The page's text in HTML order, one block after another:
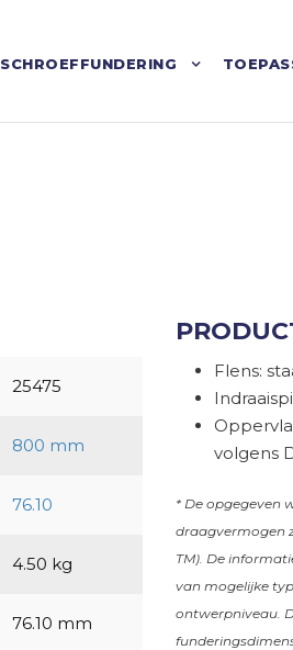
SCHROEFFUNDERING
25475
800 mm
76.10
4.50 kg
76.10 mm
Flens:
volgens
* De opgegeven
draagvermogen
TM). De
van mogelijke
ontwerpniveau.